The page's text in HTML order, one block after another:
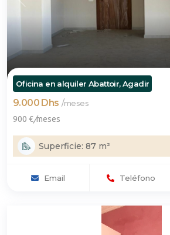
Oficina en alquiler Abattoir, Agadir
9.000 Dhs /meses
900 €/meses
Superficie: 87 m²
Email Teléfono